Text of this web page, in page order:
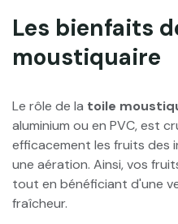
Les bienfaits
moustiquaire
Le rôle de la toile
aluminium ou en PVC, est
efficacement les fruits des
une aération. Ainsi, vos
tout en bénéficiant d'une
fraîcheur.